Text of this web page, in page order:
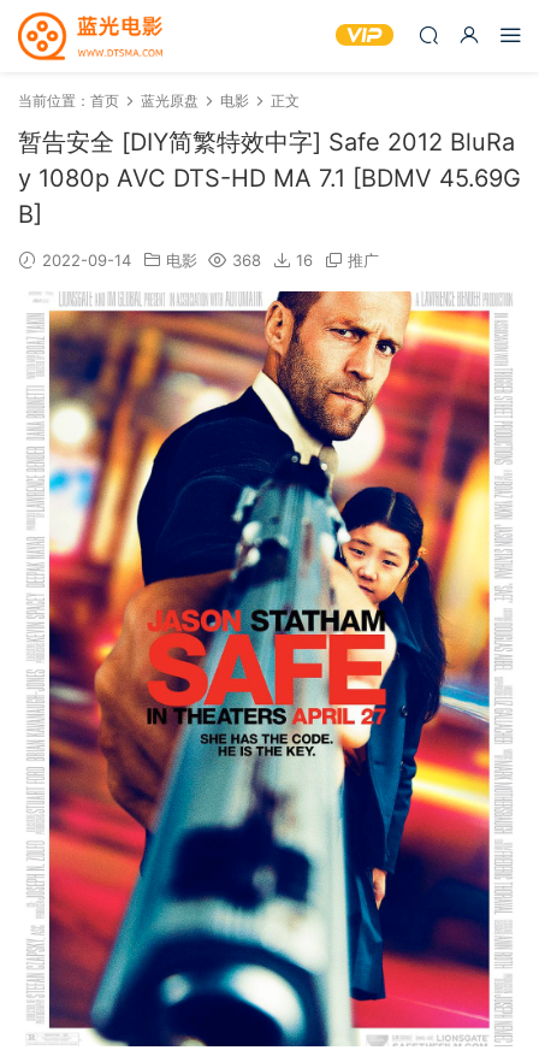
当前位置： 首页 蓝光原盘 电影 正文
暂告安全 [DIY简繁特效中字] Safe 2012 BluRa
y 1080p AVC DTS-HD MA 7.1 [BDMV 45.69G
B]
2022-09-14 电影 368 16 推广